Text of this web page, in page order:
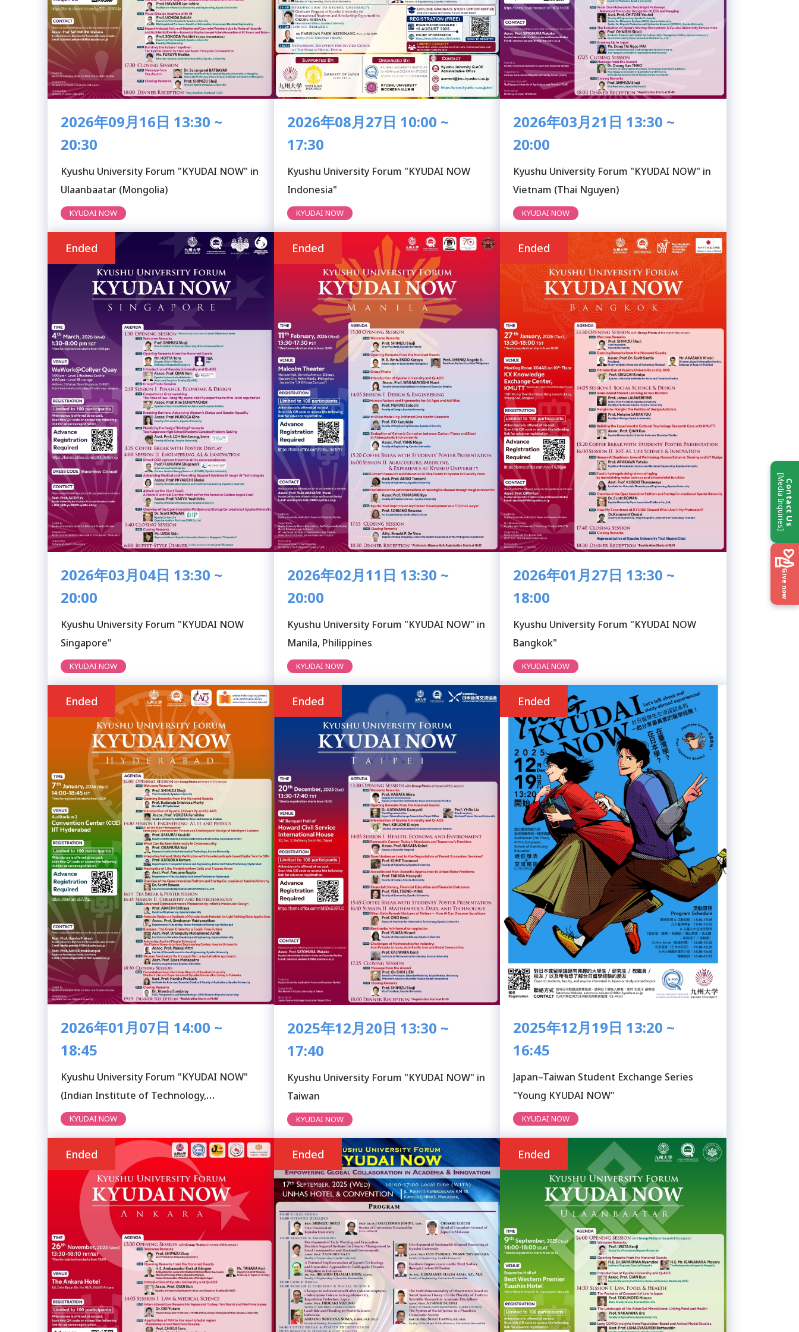
Contact Us
[Media Inquiries]
Give now
2026年09月16日 13:30 ~
20:30
Kyushu University Forum "KYUDAI NOW" in
Ulaanbaatar (Mongolia)
KYUDAI NOW
2026年08月27日 10:00 ~
17:30
Kyushu University Forum "KYUDAI NOW
Indonesia"
KYUDAI NOW
2026年03月21日 13:30 ~
20:00
Kyushu University Forum "KYUDAI NOW" in
Vietnam (Thai Nguyen)
KYUDAI NOW
Ended
2026年03月04日 13:30 ~
20:00
Kyushu University Forum "KYUDAI NOW
Singapore"
KYUDAI NOW
Ended
2026年02月11日 13:30 ~
20:00
Kyushu University Forum "KYUDAI NOW" in
Manila, Philippines
KYUDAI NOW
Ended
2026年01月27日 13:30 ~
18:00
Kyushu University Forum "KYUDAI NOW
Bangkok"
KYUDAI NOW
Ended
2026年01月07日 14:00 ~
18:45
Kyushu University Forum "KYUDAI NOW"
(Indian Institute of Technology,
Hyderabad)
KYUDAI NOW
Ended
2025年12月20日 13:30 ~
17:40
Kyushu University Forum "KYUDAI NOW" in
Taiwan
KYUDAI NOW
Ended
2025年12月19日 13:20 ~
16:45
Japan–Taiwan Student Exchange Series
"Young KYUDAI NOW"
KYUDAI NOW
Ended Ended Ended